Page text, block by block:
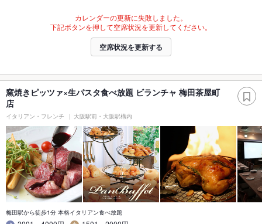
カレンダーの更新に失敗しました。
下記ボタンを押して空席状況を更新してください。
空席状況を更新する
窯焼きピッツァ×生パスタ食べ放題 ビランチャ 梅田茶屋町
店
イタリアン・フレンチ 大阪駅前・大阪駅構内
梅田駅から徒歩1分 本格イタリアン食べ放題